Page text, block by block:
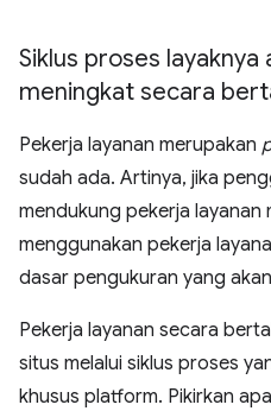
Siklus proses layaknya
meningkat secara
Pekerja layanan merupakan
sudah ada. Artinya, jika
mendukung pekerja layanan
menggunakan pekerja
dasar pengukuran yang
Pekerja layanan secara
situs melalui siklus proses
khusus platform. Pikirkan